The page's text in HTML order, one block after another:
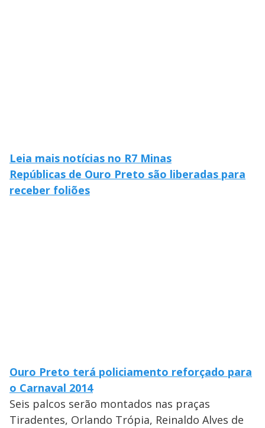
Leia mais notícias no R7 Minas
Repúblicas de Ouro Preto são liberadas para
receber foliões
Ouro Preto terá policiamento reforçado para
o Carnaval 2014
Seis palcos serão montados nas praças
Tiradentes, Orlando Trópia, Reinaldo Alves de